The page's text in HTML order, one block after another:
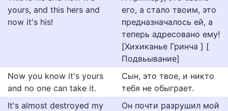
yours, and this hers and
now it's his!
его, а стало твоим, это
предназначалось ей, а
теперь адресовано ему!
[Хихиканье Гринча ] [
Подвьывание]
Now you know it's yours
and no one can take it.
Сын, это твое, и никто
тебя не обыграет.
It's almost destroyed my
Он почти разрушил мой